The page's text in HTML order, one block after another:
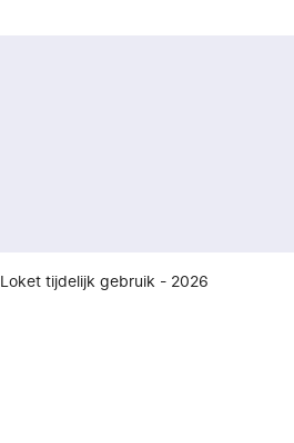
Loket tijdelijk gebruik - 2026